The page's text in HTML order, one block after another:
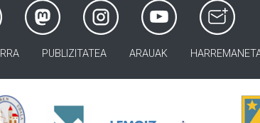
PUBLIZITATEA ARAUAK